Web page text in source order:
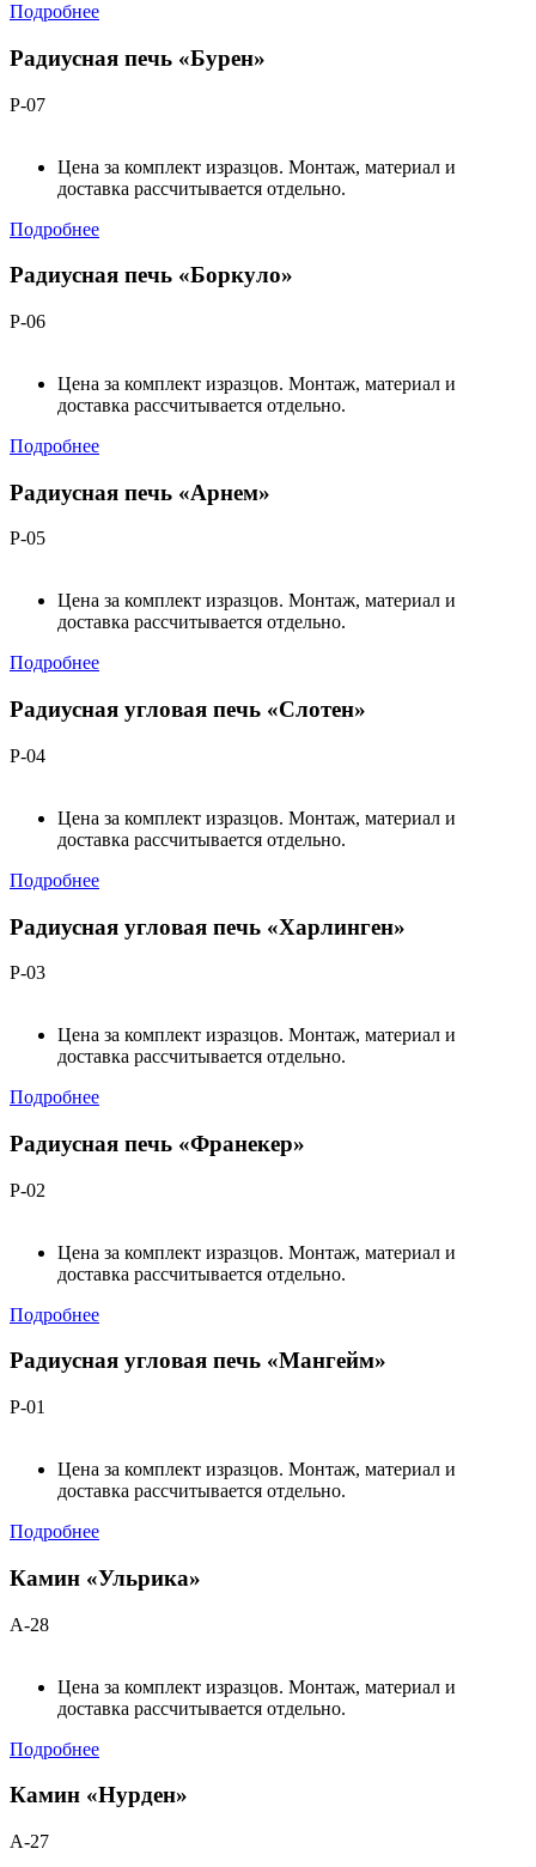
Подробнее
Радиусная печь «Бурен»
Р-07
Цена за комплект изразцов. Монтаж, материал и
доставка рассчитывается отдельно.
Подробнее
Радиусная печь «Боркуло»
Р-06
Цена за комплект изразцов. Монтаж, материал и
доставка рассчитывается отдельно.
Подробнее
Радиусная печь «Арнем»
Р-05
Цена за комплект изразцов. Монтаж, материал и
доставка рассчитывается отдельно.
Подробнее
Радиусная угловая печь «Слотен»
Р-04
Цена за комплект изразцов. Монтаж, материал и
доставка рассчитывается отдельно.
Подробнее
Радиусная угловая печь «Харлинген»
Р-03
Цена за комплект изразцов. Монтаж, материал и
доставка рассчитывается отдельно.
Подробнее
Радиусная печь «Франекер»
Р-02
Цена за комплект изразцов. Монтаж, материал и
доставка рассчитывается отдельно.
Подробнее
Радиусная угловая печь «Мангейм»
Р-01
Цена за комплект изразцов. Монтаж, материал и
доставка рассчитывается отдельно.
Подробнее
Камин «Ульрика»
А-28
Цена за комплект изразцов. Монтаж, материал и
доставка рассчитывается отдельно.
Подробнее
Камин «Нурден»
А-27